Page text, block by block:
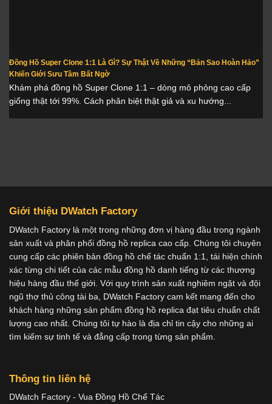
Đồng Hồ Super Clone 1:1 Là Gì? Sự Thật Về Những “Bản Sao Hoàn Hảo”
Khiến Giới Sưu Tầm Bất Ngờ
Khám phá đồng hồ Super Clone 1:1 – dòng mô phỏng cao cấp
giống thật tới 99%. Cách phân biệt thật giả và xu hướng...
Giới thiệu DWatch Factory
DWatch Factory là một trong những đơn vị hàng đầu trong ngành
sản xuất và phân phối đồng hồ replica cao cấp. Chúng tôi chuyên
cung cấp các phiên bản đồng hồ chế tác chuẩn 1:1, tái hiện chính
xác từng chi tiết của các mẫu đồng hồ danh tiếng từ các thương
hiệu hàng đầu thế giới. Với quy trình sản xuất nghiêm ngặt và đội
ngũ thợ thủ công tài ba, DWatch Factory cam kết mang đến cho
khách hàng những sản phẩm đồng hồ replica đạt tiêu chuẩn chất
lượng cao nhất. Chúng tôi tự hào là địa chỉ tin cậy cho những ai
tìm kiếm sự tinh tế và đẳng cấp trong từng sản phẩm.
Thông tin liên hệ
DWatch Factory - Vua Đồng Hồ Chế Tác